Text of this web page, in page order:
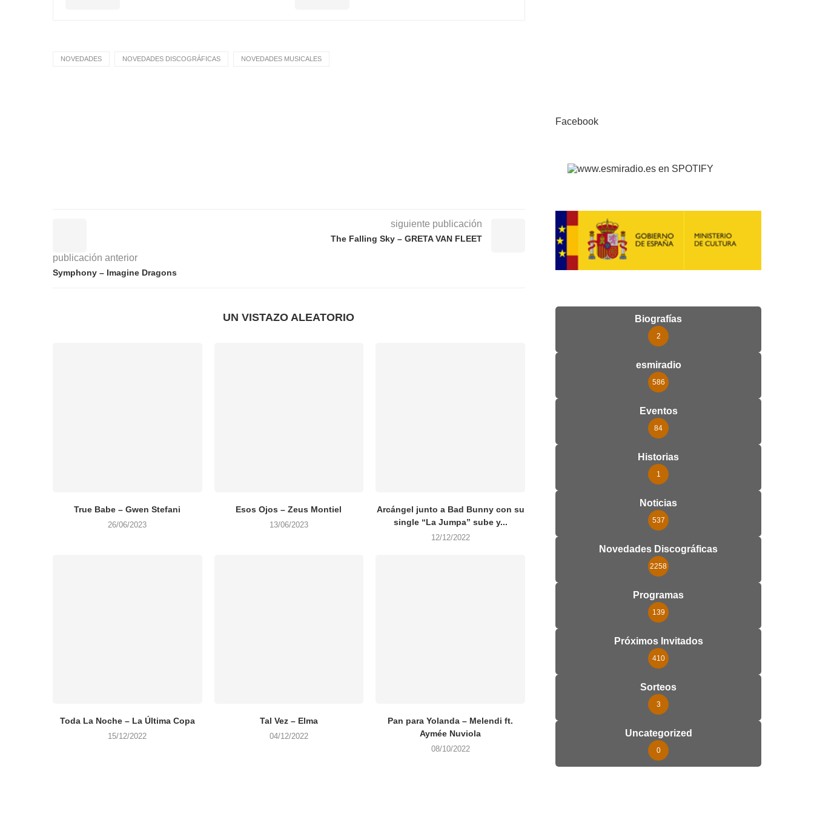
NOVEDADES NOVEDADES DISCOGRÁFICAS NOVEDADES MUSICALES
publicación anterior
Symphony – Imagine Dragons
siguiente publicación
The Falling Sky – GRETA VAN FLEET
UN VISTAZO ALEATORIO
True Babe – Gwen Stefani
26/06/2023
Esos Ojos – Zeus Montiel
13/06/2023
Arcángel junto a Bad Bunny con su
single “La Jumpa” sube y...
12/12/2022
Toda La Noche – La Última Copa
15/12/2022
Tal Vez – Elma
04/12/2022
Pan para Yolanda – Melendi ft.
Aymée Nuviola
08/10/2022
Facebook
Biografías
2
esmiradio
586
Eventos
84
Historias
1
Noticias
537
Novedades Discográficas
2258
Programas
139
Próximos Invitados
410
Sorteos
3
Uncategorized
0